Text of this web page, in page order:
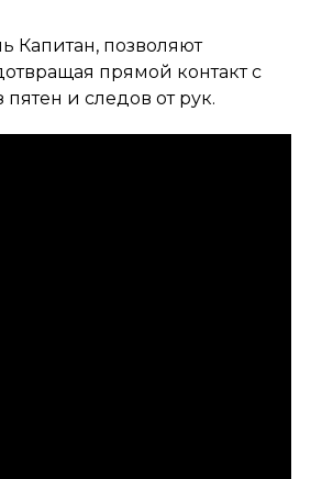
Капитан, позволяют
прямой контакт с
и следов от рук.